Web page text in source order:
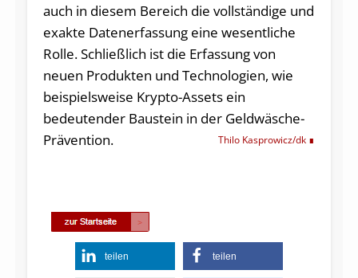
auch in diesem Bereich die vollständige und
exakte Datenerfassung eine wesentliche
Rolle. Schließlich ist die Erfassung von
neuen Produkten und Technologien, wie
beispielsweise Krypto-Assets ein
bedeutender Baustein in der Geldwäsche-
Prävention.
Thilo Kasprowicz/dk
teilen teilen